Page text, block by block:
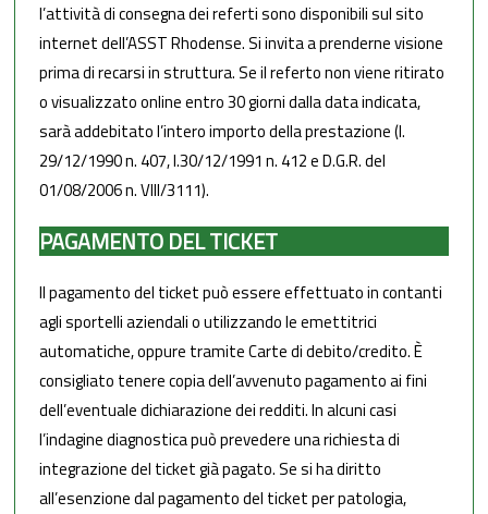
l’attività di consegna dei referti sono disponibili sul sito
internet dell’ASST Rhodense. Si invita a prenderne visione
prima di recarsi in struttura. Se il referto non viene ritirato
o visualizzato online entro 30 giorni dalla data indicata,
sarà addebitato l’intero importo della prestazione (I.
29/12/1990 n. 407, I.30/12/1991 n. 412 e D.G.R. del
01/08/2006 n. VIII/3111).
PAGAMENTO DEL TICKET
Il pagamento del ticket può essere effettuato in contanti
agli sportelli aziendali o utilizzando le emettitrici
automatiche, oppure tramite Carte di debito/credito. È
consigliato tenere copia dell’avvenuto pagamento ai fini
dell’eventuale dichiarazione dei redditi. In alcuni casi
l’indagine diagnostica può prevedere una richiesta di
integrazione del ticket già pagato. Se si ha diritto
all’esenzione dal pagamento del ticket per patologia,